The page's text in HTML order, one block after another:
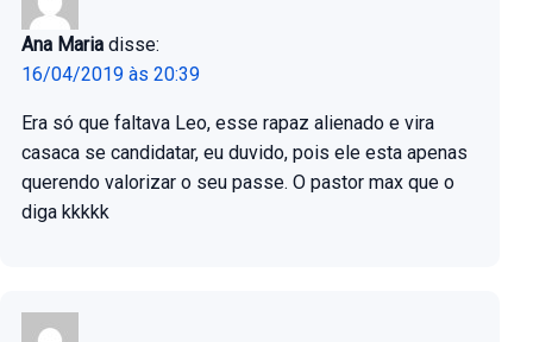
Ana Maria disse:
16/04/2019 às 20:39
Era só que faltava Leo, esse rapaz alienado e vira
casaca se candidatar, eu duvido, pois ele esta apenas
querendo valorizar o seu passe. O pastor max que o
diga kkkkk